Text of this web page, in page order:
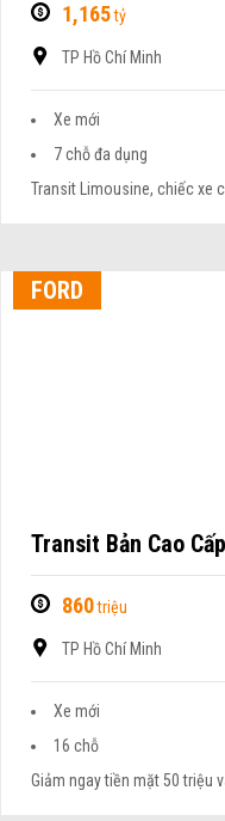
1,165tỷ
TP Hồ Chí Minh
Xe mới
7 chỗ đa dụng
Transit Limousine, chiếc xe
FORD
Transit Bản Cao
860triệu
TP Hồ Chí Minh
Xe mới
16 chỗ
Giảm ngay tiền mặt 50 triệu